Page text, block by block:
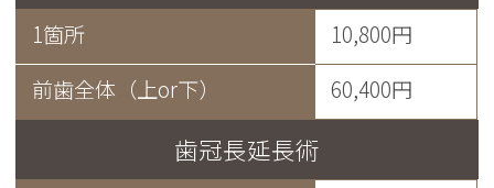
1箇所
10,800円
前歯全体（上or下）
60,400円
歯冠長延長術